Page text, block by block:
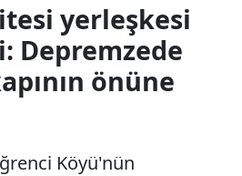
yerleşkesi
Depremzede
önüne
Köyü'nün